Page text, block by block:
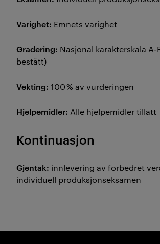
Varighet: Emnets varighet
Gradering: Nasjonal karakterskala A-
bestått)
Vekting: 100 % av vurderingen
Hjelpemidler: Alle hjelpemidler tillatt
Kontinuasjon
Gjentak: innlevering av forbedret
individuell produksjonseksamen